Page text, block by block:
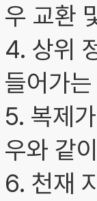
우 교환
4. 상위
들어가
5. 복제
우와 같
6. 천재